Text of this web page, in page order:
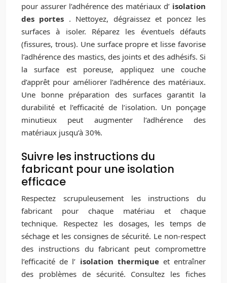
pour assurer l’adhérence des matériaux d’ isolation
des portes . Nettoyez, dégraissez et poncez les
surfaces à isoler. Réparez les éventuels défauts
(fissures, trous). Une surface propre et lisse favorise
l’adhérence des mastics, des joints et des adhésifs. Si
la surface est poreuse, appliquez une couche
d’apprêt pour améliorer l’adhérence des matériaux.
Une bonne préparation des surfaces garantit la
durabilité et l’efficacité de l’isolation. Un ponçage
minutieux peut augmenter l’adhérence des
matériaux jusqu’à 30%.
Suivre les instructions du
fabricant pour une isolation
efficace
Respectez scrupuleusement les instructions du
fabricant pour chaque matériau et chaque
technique. Respectez les dosages, les temps de
séchage et les consignes de sécurité. Le non-respect
des instructions du fabricant peut compromettre
l’efficacité de l’ isolation thermique et entraîner
des problèmes de sécurité. Consultez les fiches